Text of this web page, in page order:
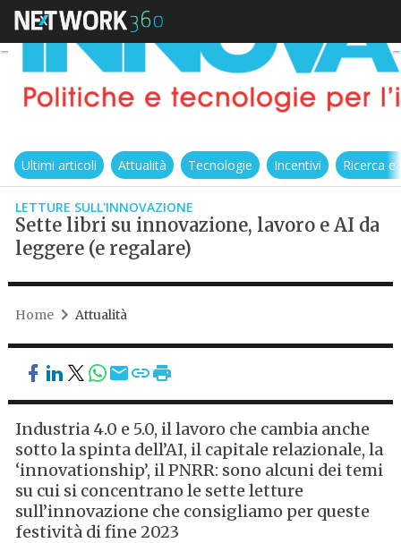
Ultimi articoli Attualità Tecnologie Incentivi Ricerca
LETTURE SULL'INNOVAZIONE
Sette libri su innovazione, lavoro e AI da
leggere (e regalare)
Home Attualità
Industria 4.0 e 5.0, il lavoro che cambia anche
sotto la spinta dell’AI, il capitale relazionale, la
‘innovationship’, il PNRR: sono alcuni dei temi
su cui si concentrano le sette letture
sull’innovazione che consigliamo per queste
festività di fine 2023